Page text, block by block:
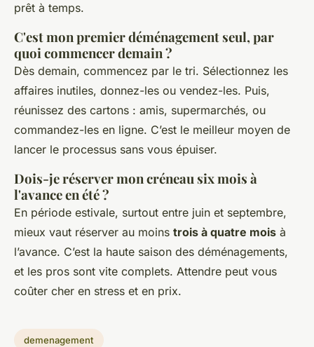
prêt à temps.
C'est mon premier déménagement seul, par
quoi commencer demain ?
Dès demain, commencez par le tri. Sélectionnez les
affaires inutiles, donnez-les ou vendez-les. Puis,
réunissez des cartons : amis, supermarchés, ou
commandez-les en ligne. C’est le meilleur moyen de
lancer le processus sans vous épuiser.
Dois-je réserver mon créneau six mois à
l'avance en été ?
En période estivale, surtout entre juin et septembre,
mieux vaut réserver au moins trois à quatre mois à
l’avance. C’est la haute saison des déménagements,
et les pros sont vite complets. Attendre peut vous
coûter cher en stress et en prix.
demenagement